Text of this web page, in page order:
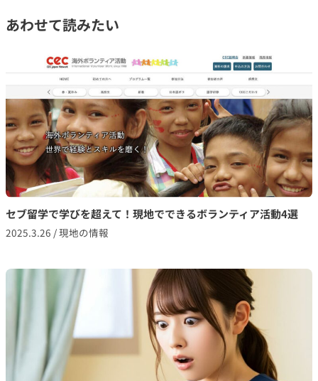
あわせて読みたい
セブ留学で学びを超えて！現地でできるボランティア活動4選
2025.3.26 /現地の情報